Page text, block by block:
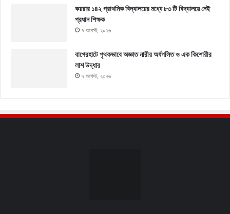
কয়রার ১৪২ প্রাথমিক বিদ্যালয়ের মধ্যে ৮৩ টি বিদ্যালয়ে নেই
প্রধান শিক্ষক
৭ আগস্ট, ২০২৬
বাগেরহাটে পৃথকভাবে অজ্ঞাত নারীর অর্ধগলিত ও এক কিশোরীর
লাশ উদ্ধার
৭ আগস্ট, ২০২৬